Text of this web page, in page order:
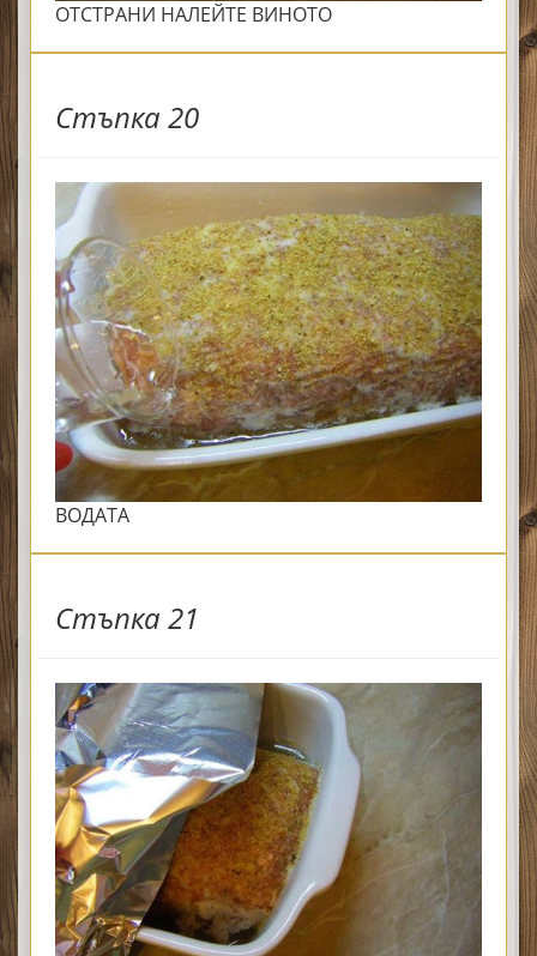
ОТСТРАНИ НАЛЕЙТЕ ВИНОТО
Стъпка 20
ВОДАТА
Стъпка 21